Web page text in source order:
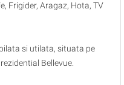
Frigider, Aragaz, Hota, TV
si utilata, situata pe
Bellevue.